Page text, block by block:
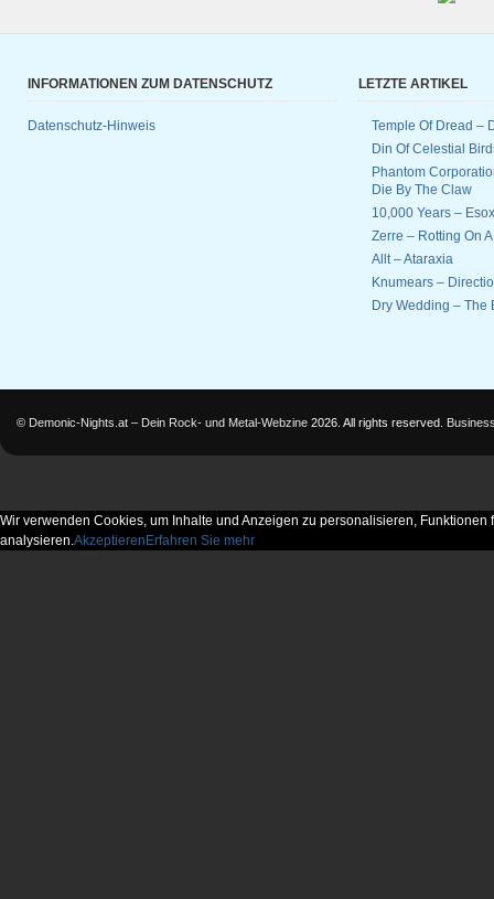
INFORMATIONEN ZUM DATENSCHUTZ
Datenschutz-Hinweis
LETZTE ARTIKEL
Temple Of Dread –
Din Of Celestial
Phantom
Die By The Claw
10,000 Years –
Zerre – Rotting On
Allt – Ataraxia
Knumears –
Dry Wedding – The
© Demonic-Nights.at – Dein Rock- und Metal-Webzine 2026. All rights reserved.
Wir verwenden Cookies, um Inhalte und Anzeigen zu personalisieren,
analysieren.Akzeptieren Erfahren Sie mehr